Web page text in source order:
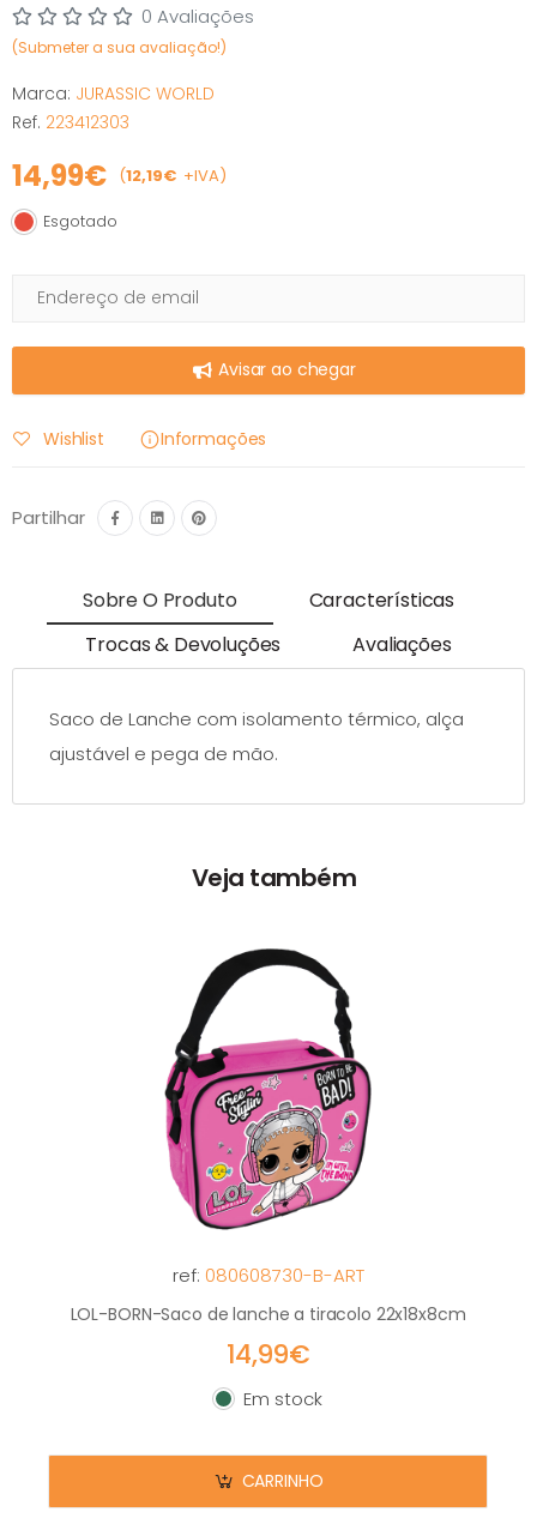
0 Avaliações
(Submeter a sua avaliação!)
Marca: JURASSIC WORLD
Ref. 223412303
14,99€ (12,19€ +IVA)
Esgotado
Esgotado
Avisar ao chegar
Wishlist Informações
Partilhar
Sobre O Produto
Características
Trocas & Devoluções
Avaliações
Saco de Lanche com isolamento térmico, alça
ajustável e pega de mão.
Veja também
ref: 080608730-B-ART
LOL-BORN-Saco de lanche a tiracolo 22x18x8cm
14,99€
Em stock
Em stock
CARRINHO